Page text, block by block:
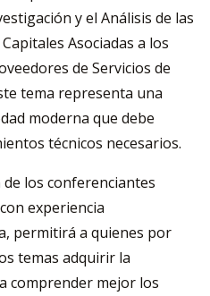
y el Análisis de las
Asociadas a los
de Servicios de
tema representa una
moderna que debe
técnicos necesarios.
los conferenciantes
experiencia
permitirá a quienes por
temas adquirir la
comprender mejor los